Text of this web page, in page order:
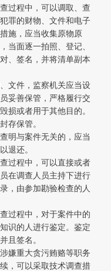
程中，可以调取、查
罪的财物、文件和电子
施，应当收集原物原
当面逐一拍照、登记、
、签名，并将清单副本
件，监察机关应当设
妥善保管，严格履行交
损或者用于其他目的。
存保管。
与案件无关的，应当
退还。
程中，可以直接或者
在调查人员主持下进行
，由参加勘验检查的人
程中，对于案件中的
识的人进行鉴定。鉴定
且签名。
重大贪污贿赂等职务
，可以采取技术调查措